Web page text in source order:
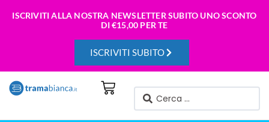
ISCRIVITI ALLA NOSTRA NEWSLETTER SUBITO UNO SCONTO
DI€15,00 PER TE
ISCRIVITI SUBITO